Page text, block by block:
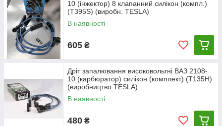
статора. При проведении электросварочных работ на
автомобиле необходимо отсоединять провода от клемм
аккумуляторной батареи и от генератора. Не торкайтеся
елементів системи запалювання і високовольтних проводів
на працюючому двигуні. Не прокладайте проводів низької і
високої напруги в одному джгуті. При зарядці акумуляторної
батареї на автомобілі за допомогою зарядного пристрою
від'єднайте дроти від клем акумулятора.
10 (інжектор) 8 клапанний силікон (компл.)
(Т395Ѕ) (виробн. TESLA)
В наявності
605 ₴
Дріт запалювання високовольтні ВАЗ 2108-
10 (карбюратор) силікон (комплект) (T135H)
(виробництво TESLA)
В наявності
480 ₴